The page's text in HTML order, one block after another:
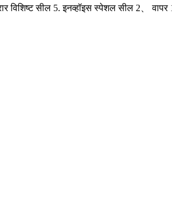
सील 5. इनव्हॉइस स्पेशल सील 2、 वापर